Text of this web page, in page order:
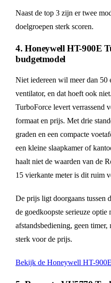
Naast de top 3 zijn er twee
doelgroepen sterk scoren.
4. Honeywell HT-900E
budgetmodel
Niet iedereen wil meer dan 50
ventilator, en dat hoeft ook
TurboForce levert verrassend
formaat en prijs. Met drie
graden en een compacte
een kleine slaapkamer of
haalt niet de waarden van de
15 vierkante meter is dit ruim
De prijs ligt doorgaans tussen
de goedkoopste serieuze optie
afstandsbediening, geen
sterk voor de prijs.
Bekijk de Honeywell HT-